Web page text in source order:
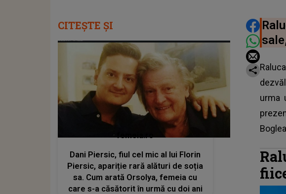
urma
CITEȘTE ȘI
femeia.ro
Dani Piersic, fiul cel mic al lui Florin
Piersic, apariție rară alături de soția
sa. Cum arată Orsolya, femeia cu
care s-a căsătorit în urmă cu doi ani